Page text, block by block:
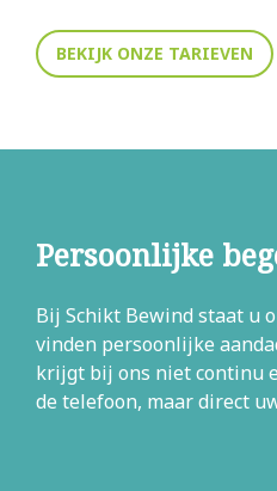
BEKIJK ONZE TARIEVEN
Persoonlijke
Bij Schikt Bewind staat u
vinden persoonlijke
krijgt bij ons niet continu
de telefoon, maar direct